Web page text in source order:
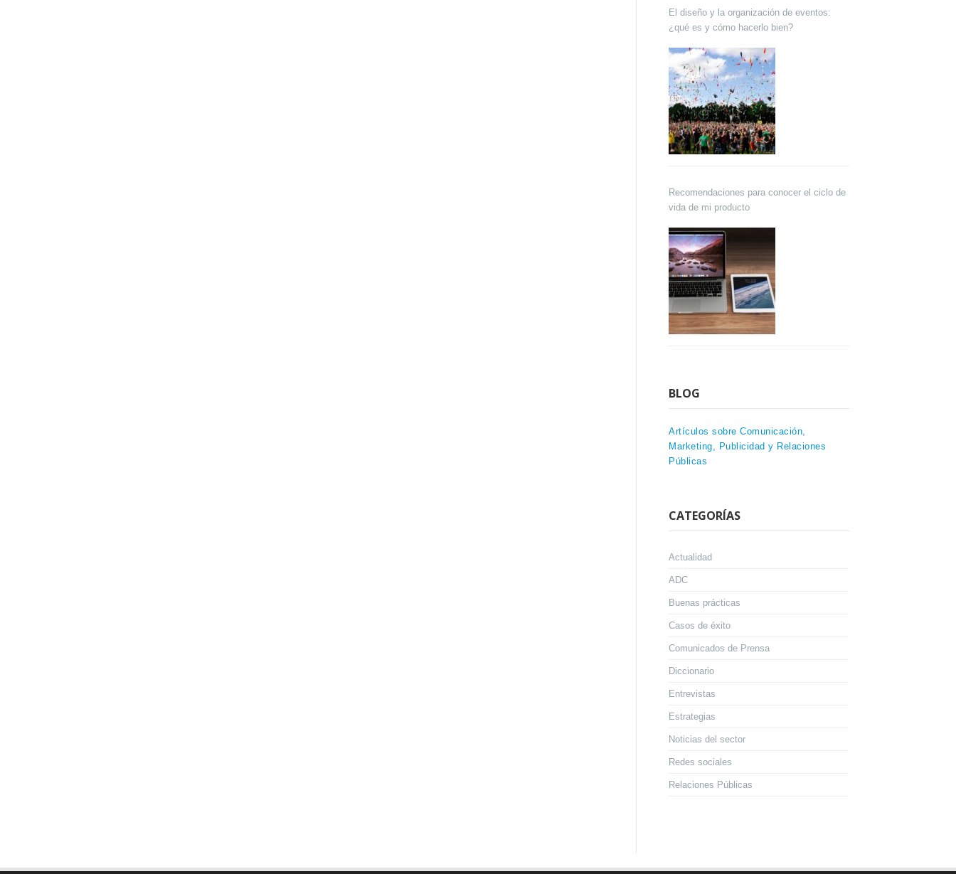
El diseño y la organización de eventos:
¿qué es y cómo hacerlo bien?
Recomendaciones para conocer el ciclo de
vida de mi producto
BLOG
Artículos sobre Comunicación,
Marketing, Publicidad y Relaciones
Públicas
CATEGORÍAS
Actualidad
ADC
Buenas prácticas
Casos de éxito
Comunicados de Prensa
Diccionario
Entrevistas
Estrategias
Noticias del sector
Redes sociales
Relaciones Públicas